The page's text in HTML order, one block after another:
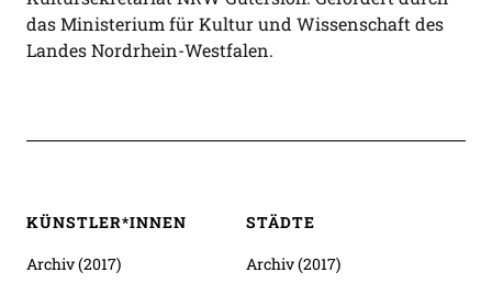
das Ministerium für Kultur und Wissenschaft des
Landes Nordrhein-Westfalen.
KÜNSTLER*INNEN
Archiv (2017)
STÄDTE
Archiv (2017)